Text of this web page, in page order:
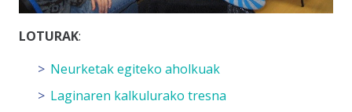
LOTURAK:
Neurketak egiteko aholkuak
Laginaren kalkulurako tresna